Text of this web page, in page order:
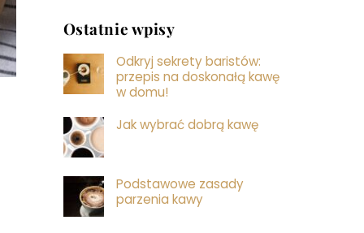
Ostatnie wpisy
Odkryj sekrety baristów:
przepis na doskonałą kawę
w domu!
Jak wybrać dobrą kawę
Podstawowe zasady
parzenia kawy